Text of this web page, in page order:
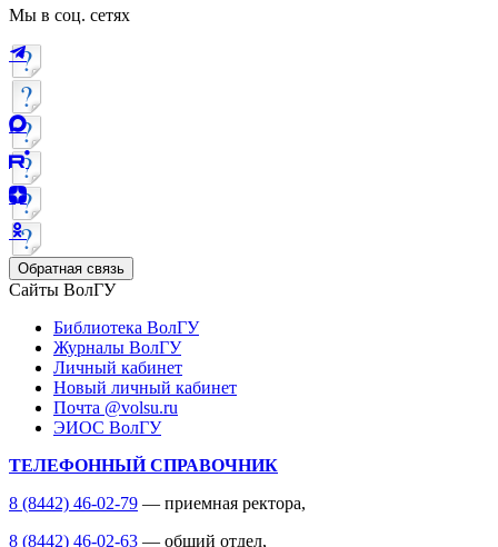
Мы в соц. сетях
Обратная связь
Сайты ВолГУ
Библиотека ВолГУ
Журналы ВолГУ
Личный кабинет
Новый личный кабинет
Почта @volsu.ru
ЭИОС ВолГУ
ТЕЛЕФОННЫЙ СПРАВОЧНИК
8 (8442) 46-02-79 — приемная ректора,
8 (8442) 46-02-63 — общий отдел,